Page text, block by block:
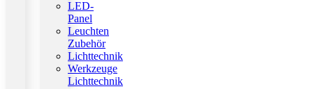
LED-
Panel
Leuchten
Zubehör
Lichttechnik
Werkzeuge
Lichttechnik